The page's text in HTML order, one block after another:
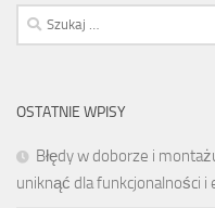
Szukaj:
OSTATNIE WPISY
Błędy w doborze i
uniknąć dla funkcjonalności i